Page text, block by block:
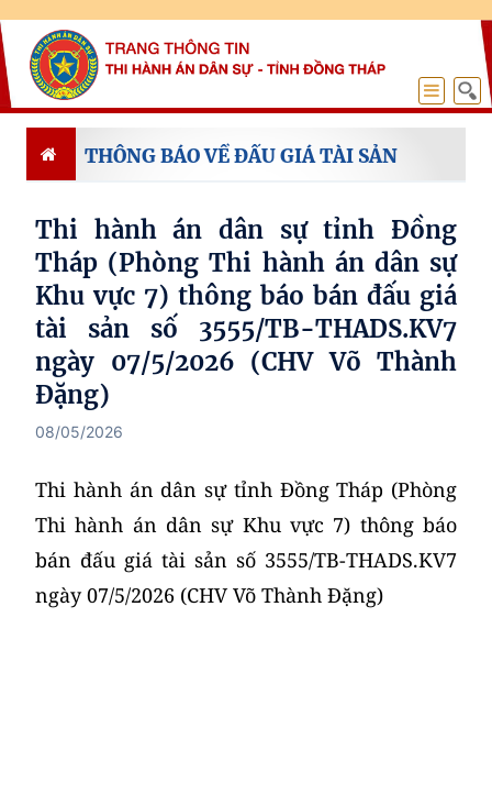
THÔNG BÁO VỀ ĐẤU GIÁ TÀI SẢN
Thi hành án dân sự tỉnh Đồng
Tháp (Phòng Thi hành án dân sự
Khu vực 7) thông báo bán đấu giá
tài sản số 3555/TB-THADS.KV7
ngày 07/5/2026 (CHV Võ Thành
Đặng)
08/05/2026
Thi hành án dân sự tỉnh Đồng Tháp (Phòng
Thi hành án dân sự Khu vực 7) thông báo
bán đấu giá tài sản số 3555/TB-THADS.KV7
ngày 07/5/2026 (CHV Võ Thành Đặng)